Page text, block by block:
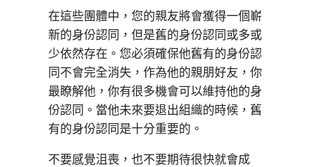
在這些團體中，您的親友將會獲得一個嶄
新的身份認同，但是舊的身份認同或多或
少依然存在。您必須確保他舊有的身份認
同不會完全消失，作為他的親朋好友，你
最瞭解他，你有很多機會可以維持他的身
份認同。當他未來要退出組織的時候，舊
有的身份認同是十分重要的。
不要感覺沮喪，也不要期待很快就會成